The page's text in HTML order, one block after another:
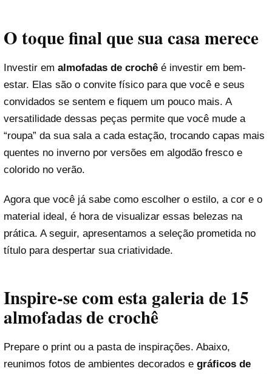
O toque final que sua casa merece
Investir em almofadas de crochê é investir em bem-
estar. Elas são o convite físico para que você e seus
convidados se sentem e fiquem um pouco mais. A
versatilidade dessas peças permite que você mude a
“roupa” da sua sala a cada estação, trocando capas mais
quentes no inverno por versões em algodão fresco e
colorido no verão.
Agora que você já sabe como escolher o estilo, a cor e o
material ideal, é hora de visualizar essas belezas na
prática. A seguir, apresentamos a seleção prometida no
título para despertar sua criatividade.
Inspire-se com esta galeria de 15
almofadas de crochê
Prepare o print ou a pasta de inspirações. Abaixo,
reunimos fotos de ambientes decorados e gráficos de